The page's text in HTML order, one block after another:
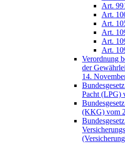
Art.
Art.
Art.
Art.
Art.
Art.
Verordnung
der
14.
Pacht (LPG)
(KKG) vom